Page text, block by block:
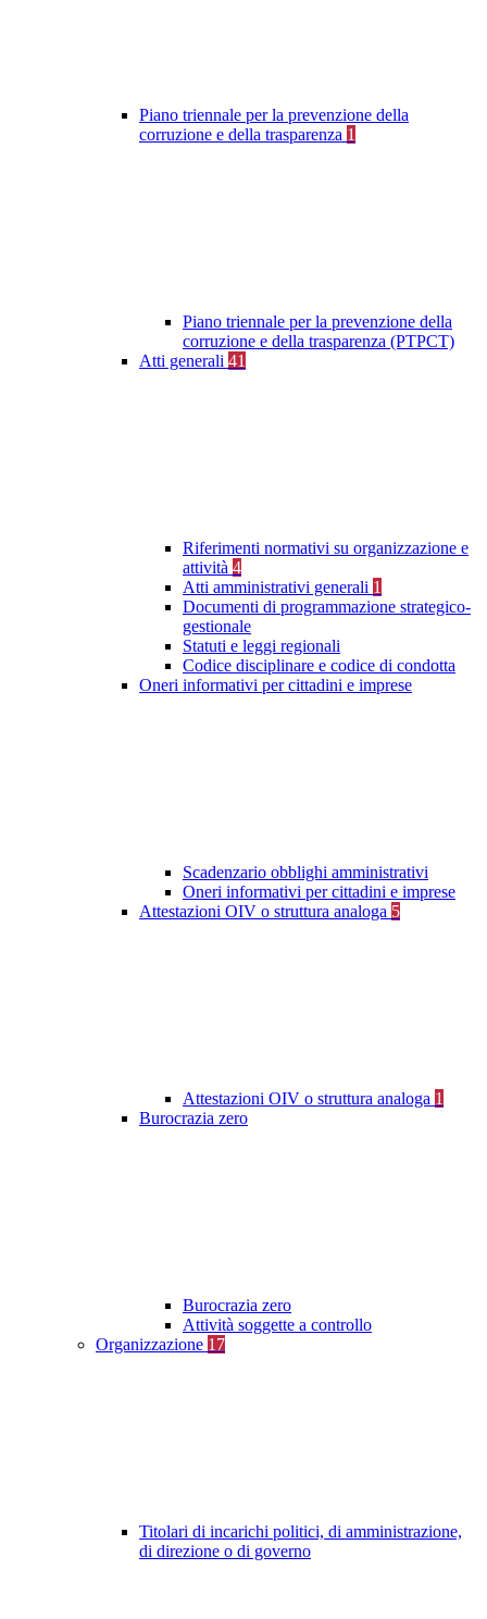
Piano triennale per la prevenzione della
corruzione e della trasparenza 1
Piano triennale per la prevenzione della
corruzione e della trasparenza (PTPCT)
Atti generali 41
Riferimenti normativi su organizzazione e
attività 4
Atti amministrativi generali 1
Documenti di programmazione strategico-
gestionale
Statuti e leggi regionali
Codice disciplinare e codice di condotta
Oneri informativi per cittadini e imprese
Scadenzario obblighi amministrativi
Oneri informativi per cittadini e imprese
Attestazioni OIV o struttura analoga 5
Attestazioni OIV o struttura analoga 1
Burocrazia zero
Burocrazia zero
Attività soggette a controllo
Organizzazione 17
Titolari di incarichi politici, di amministrazione,
di direzione o di governo